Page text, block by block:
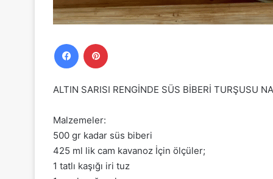
Facebook
ALTIN SARISI RENGİNDE SÜS BİBERİ TURŞUSU
Malzemeler:
500 gr kadar süs biberi
425 ml lik cam kavanoz İçin ölçüler;
1 tatlı kaşığı iri tuz